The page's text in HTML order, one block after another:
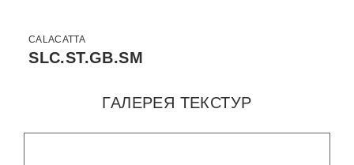
CALACATTA
SLC.ST.GB.SM
ГАЛЕРЕЯ ТЕКСТУР